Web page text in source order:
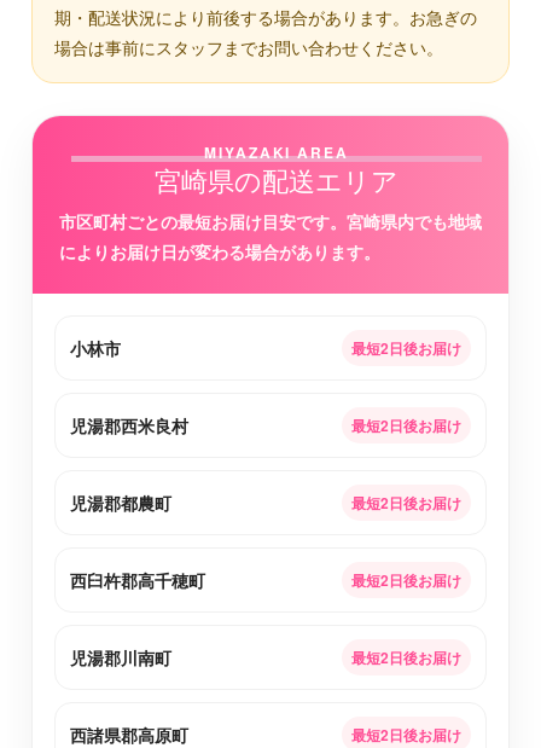
期・配送状況により前後する場合があります。お急ぎの
場合は事前にスタッフまでお問い合わせください。
MIYAZAKI AREA
宮崎県の配送エリア
市区町村ごとの最短お届け目安です。宮崎県内でも地域
によりお届け日が変わる場合があります。
小林市 最短2日後お届け
児湯郡西米良村 最短2日後お届け
児湯郡都農町 最短2日後お届け
西臼杵郡高千穂町 最短2日後お届け
児湯郡川南町 最短2日後お届け
西諸県郡高原町 最短2日後お届け